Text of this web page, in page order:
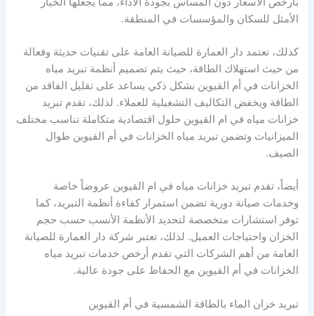
الأمثل للسكان والمؤسسات في المنطقة.
كذلك، تعتمد دار العمارة للصيانة العامة على تقنيات حديثة وفعالة
من حيث استهلاك الطاقة، حيث يتم تصميم أنظمة تبريد مياه
الخزانات في أم القيوين بشكل ذكي يساعد على تقليل الفاقد من
الطاقة ويخفض التكاليف التشغيلية للعملاء. لذلك، تقدم تبريد
خزانات مياه في ام القيوين حلول اقتصادية متكاملة تناسب مختلف
الميزانيات وتضمن تبريد مياه الخزانات في أم القيوين طوال
الصيف.
أيضاً، تقدم تبريد خزانات مياه في ام القيوين عروضاً خاصة
وخدمات صيانة دورية تضمن استمرار كفاءة أنظمة التبريد، كما
توفر استشارات متخصصة لتحديد الأنظمة الأنسب حسب حجم
الخزان واحتياجات العميل. لذلك، تعتبر شركة دار العمارة للصيانة
العامة من أهم الشركات التي تقدم أرخص خدمات تبريد مياه
الخزانات في أم القيوين مع الحفاظ على جودة عالية.
تبريد خزان الماء بالطاقة الشمسية في أم القيوين